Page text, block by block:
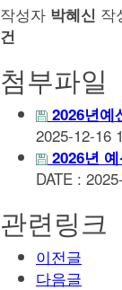
작성자 박혜신 작
건
첨부파일
2026년예
2025-12-16
2026년
DATE :
관련링크
이전글
다음글